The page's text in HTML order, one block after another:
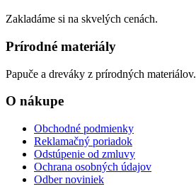
Zakladáme si na skvelých cenách.
Prírodné materiály
Papuče a dreváky z prírodných materiálov.
O nákupe
Obchodné podmienky
Reklamačný poriadok
Odstúpenie od zmluvy
Ochrana osobných údajov
Odber noviniek